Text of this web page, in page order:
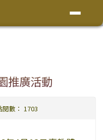
推廣活動
閱數： 1703